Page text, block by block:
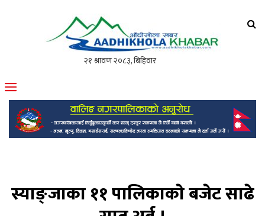
मोफसलकै लोकप्रिय अनलाइन पत्रिका
स्याङ्जाका ११ पालिकाकाे बजेट साढे